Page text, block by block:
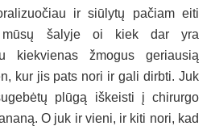
ir siūlytų pačiam eiti
mūsų šalyje oi kiek dar yra
kiekvienas žmogus geriausią
kur jis pats nori ir gali dirbti. Juk
plūgą iškeisti į chirurgo
O juk ir vieni, ir kiti nori, kad